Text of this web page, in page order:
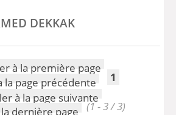
DEKKAK
1
(1 - 3 / 3)